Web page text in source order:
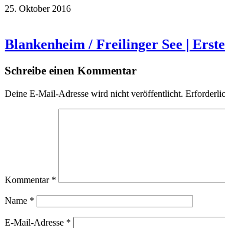
25. Oktober 2016
Blankenheim / Freilinger See |
Schreibe einen Kommentar
Deine E-Mail-Adresse wird nicht veröffentlicht.
Kommentar *
Name *
E-Mail-Adresse *